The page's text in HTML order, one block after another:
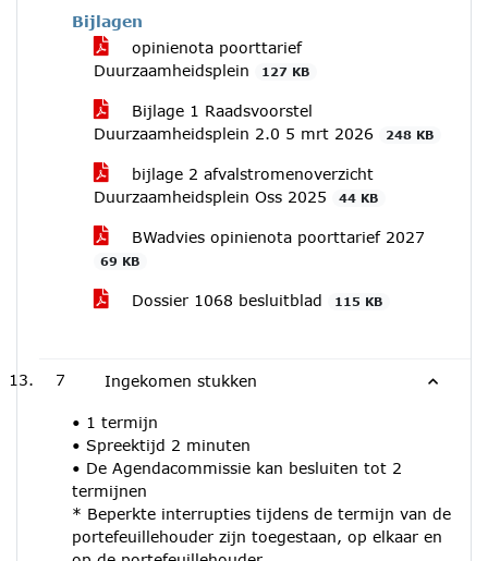
Bijlagen
opinienota poorttarief
Duurzaamheidsplein
127 KB
Bijlage 1 Raadsvoorstel
Duurzaamheidsplein 2.0 5 mrt 2026
248 KB
bijlage 2 afvalstromenoverzicht
Duurzaamheidsplein Oss 2025
44 KB
BWadvies opinienota poorttarief 2027
69 KB
Dossier 1068 besluitblad 115 KB
7 Ingekomen stukken
• 1 termijn
• Spreektijd 2 minuten
• De Agendacommissie kan besluiten tot 2
termijnen
* Beperkte interrupties tijdens de termijn van de
portefeuillehouder zijn toegestaan, op elkaar en